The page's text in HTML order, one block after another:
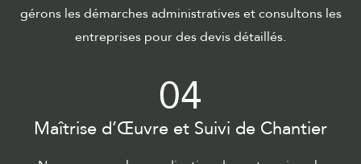
gérons les démarches administratives et consultons les
entreprises pour des devis détaillés.
04
Maîtrise d’Œuvre et Suivi de Chantier